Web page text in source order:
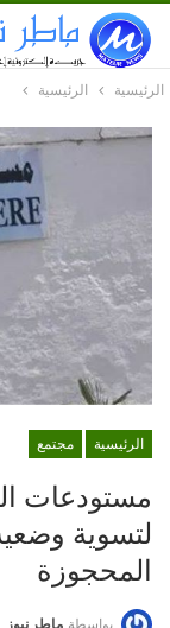
الرئيسية الرئيسية
الرئيسية مجتمع
لتسوية
المحجوزة
بواسطة ماطر نيوز